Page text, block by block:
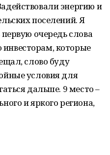
энергию и
поселений. Я
очередь слова
которые
слово буду
условия для
дальше. 9 место –
и яркого региона,